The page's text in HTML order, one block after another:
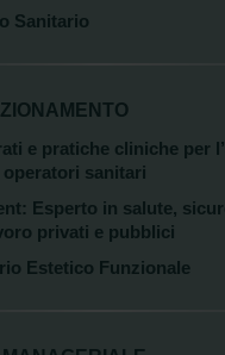
Sanitario
e pratiche cliniche per
sanitari
Esperto in salute,
privati e pubblici
Estetico Funzionale